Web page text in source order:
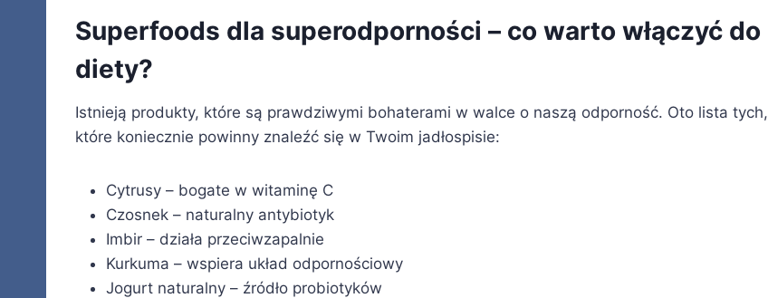
Superfoods dla superodporności – co warto włączyć do
diety?
Istnieją produkty, które są prawdziwymi bohaterami w walce o naszą odporność. Oto lista tych,
które koniecznie powinny znaleźć się w Twoim jadłospisie:
Cytrusy – bogate w witaminę C
Czosnek – naturalny antybiotyk
Imbir – działa przeciwzapalnie
Kurkuma – wspiera układ odpornościowy
Jogurt naturalny – źródło probiotyków